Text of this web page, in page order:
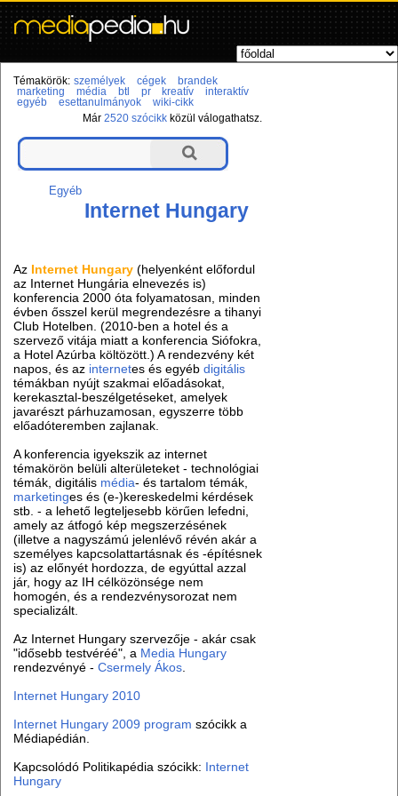
Témakörök: személyek cégek
brandek
marketing
média btl pr kreatív
interaktív
egyéb
esettanulmányok
wiki-cikk
Már2520 szócikk közül válogathatsz.
Egyéb
Internet Hungary
Az Internet Hungary (helyenként előfordul
az Internet Hungária elnevezés is)
konferencia 2000 óta folyamatosan, minden
évben ősszel kerül megrendezésre a tihanyi
Club Hotelben. (2010-ben a hotel és a
szervező vitája miatt a konferencia Siófokra,
a Hotel Azúrba költözött.) A rendezvény két
napos, és az internetes és egyébdigitális
témákban nyújt szakmai előadásokat,
kerekasztal-beszélgetéseket, amelyek
javarészt párhuzamosan, egyszerre több
előadóteremben zajlanak.
A konferencia igyekszik az internet
témakörön belüli alterületeket - technológiai
témák, digitális média- és tartalom témák,
marketinges és (e-)kereskedelmi kérdések
stb. - a lehető legteljesebb körűen lefedni,
amely az átfogó kép megszerzésének
(illetve a nagyszámú jelenlévő révén akár a
személyes kapcsolattartásnak és -építésnek
is) az előnyét hordozza, de egyúttal azzal
jár, hogy az IH célközönsége nem
homogén, és a rendezvénysorozat nem
specializált.
Az Internet Hungary szervezője - akár csak
"idősebb testvéréé", a Media Hungary
rendezvényé -Csermely Ákos
Internet Hungary 2010
Internet Hungary 2009 program szócikk a
Médiapédián.
Kapcsolódó Politikapédia szócikk: Internet
Hungary